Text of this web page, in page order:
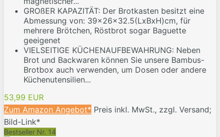
GROßER KAPAZITÄT: Der Brotkasten besitzt eine
Abmessung von: 39x26x32.5(LxBxH)cm, für
mehrere Brötchen, Röstbrot sogar Baguette
geeigenet
VIELSEITIGE KÜCHENAUFBEWAHRUNG: Neben
Brot und Backwaren können Sie unsere Bambus-
Brotbox auch verwenden, um Dosen oder andere
Küchenutensilien...
53,99 EUR
Zum Amazon Angebot* Preis inkl. MwSt., zzgl. Versand;
Bild-Link*
Bestseller Nr. 14